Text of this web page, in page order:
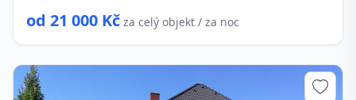
od 21 000 Kč za celý objekt / za noc